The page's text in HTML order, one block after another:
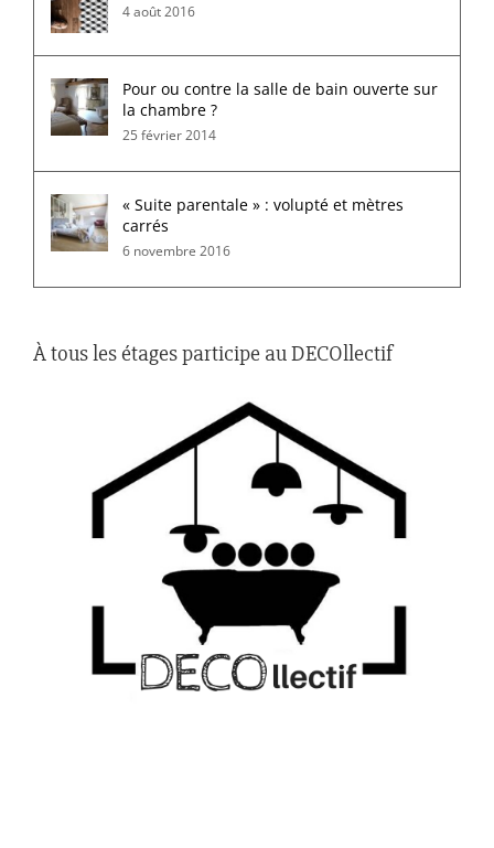
4 août 2016
Pour ou contre la salle de bain ouverte sur
la chambre ?
25 février 2014
« Suite parentale » : volupté et mètres
carrés
6 novembre 2016
À tous les étages participe au DECOllectif